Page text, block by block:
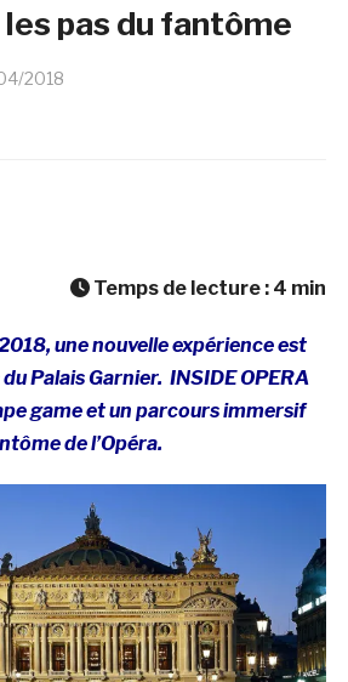
les pas du fantôme
2018
Temps de lecture : 4 min
une nouvelle expérience est
Palais Garnier. INSIDE OPERA
game et un parcours immersif
de l’Opéra.